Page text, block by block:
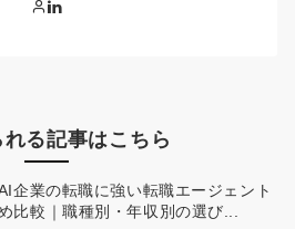
れる記事はこちら
企業の転職に強い転職エージェント
比較｜職種別・年収別の選び...